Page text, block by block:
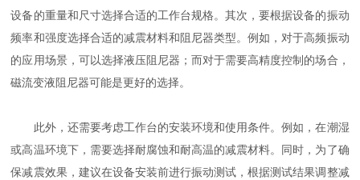
设备的重量和尺寸选择合适的工作台规格。其次，要根据设备的振动
频率和强度选择合适的减震材料和阻尼器类型。例如，对于高频振动
的应用场景，可以选择液压阻尼器；而对于需要高精度控制的场合，
磁流变液阻尼器可能是更好的选择。
此外，还需要考虑工作台的安装环境和使用条件。例如，在潮湿
或高温环境下，需要选择耐腐蚀和耐高温的减震材料。同时，为了确
保减震效果，建议在设备安装前进行振动测试，根据测试结果调整减